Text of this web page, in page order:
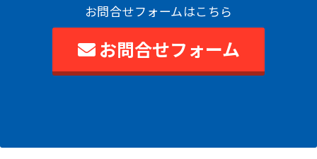
お問合せフォームはこちら
お問合せフォーム